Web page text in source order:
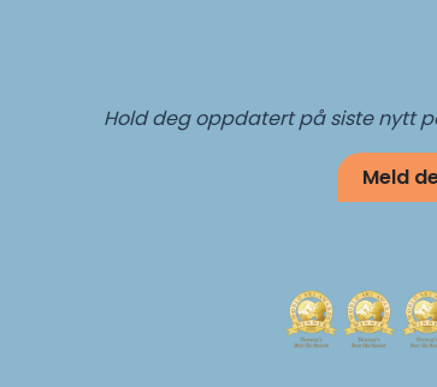
Hold deg oppdatert på siste nytt
Meld